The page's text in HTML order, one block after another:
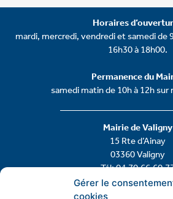
Gérer le
cookies
Mairie de Valigny
15 Rte d’Ainay
03360 Valigny
Tél:
Horaires
mardi, mercredi, vendredi et samedi de
16h30 à 18h00.
Permanence du
samedi matin de 10h à 12h